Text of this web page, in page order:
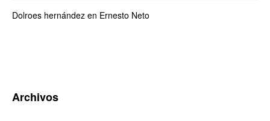
Dolroes hernández en Ernesto Neto
Archivos